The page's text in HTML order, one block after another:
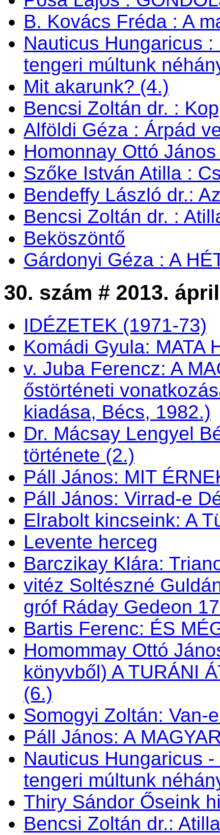
B. Kovács Fréda : A
Nauticus Hungaricus
tengeri múltunk
Mit akarunk? (4.)
Bencsi Zoltán dr. :
Alföldi Géza : Árpád
Homonnay Ottó
Szőke István Atilla :
Bendeffy László dr.:
Bencsi Zoltán dr. :
Beköszöntő
Gárdonyi Géza : A
30. szám # 2013.
IDÉZETEK (1971-73)
Komádi Gyula: MATA
v. Juba Ferencz: A
őstörténeti
kiadása, Bécs, 1982.)
Dr. Mácsay Lengyel
története (2.)
Páll János: MIT
Páll János: Virrad-e
Elrabolt kincseink: A
Levente herceg
Barczikay Klára:
vitéz Soltészné
gróf Ráday Gedeon
Bartis Ferenc: ÉS
Homommay Ottó
könyvből) A TURÁNI
(6.)
Somogyi Zoltán: Van-
Páll János: A
Nauticus Hungaricus
tengeri múltunk
Thiry Sándor Őseink
Bencsi Zoltán dr.: